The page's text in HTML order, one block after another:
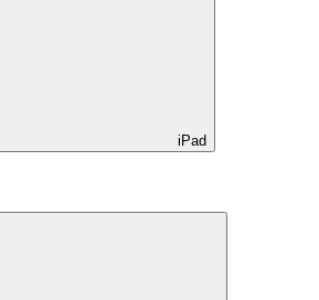
iPad